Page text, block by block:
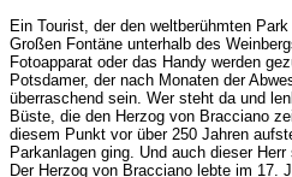
Ein Tourist, der den weltberühmten
Großen Fontäne unterhalb des
Fotoapparat oder das Handy werden
Potsdamer, der nach Monaten der
überraschend sein. Wer steht da und
Büste, die den Herzog von Bracciano
diesem Punkt vor über 250 Jahren
Parkanlagen ging. Und auch dieser
Der Herzog von Bracciano lebte im 17.